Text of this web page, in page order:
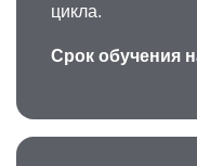
цикла.
Срок обучения